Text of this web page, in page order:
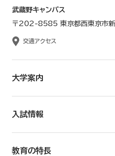
武蔵野キャンパス
〒202-8585 東京都西東京市新
交通アクセス
大学案内
入試情報
教育の特長